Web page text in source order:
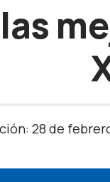
28 de